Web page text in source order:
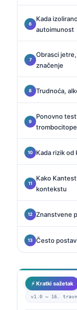
Kada
autoimunost
Obrasci
značenje
Trudnoća,
Ponovno
Kada rizik od
Kako
kontekstu
Znanstvene
Često
⚡ Kratki sažetak
v1.0 — 16.